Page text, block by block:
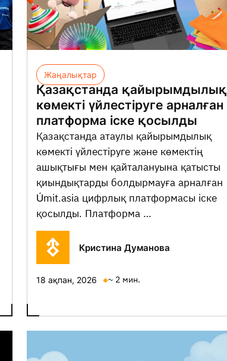
Жаңалықтар
Қазақстанда қайырымдылық
көмекті үйлестіруге арналған
платформа іске қосылды
Қазақстанда атаулы қайырымдылық
көмекті үйлестіруге және көмектің
ашықтығы мен қайталануына қатысты
қиындықтарды болдырмауға арналған
Úmit.asia цифрлық платформасы іске
қосылды. Платформа …
Кристина Думанова
18 ақпан, 2026 ~ 2 мин.